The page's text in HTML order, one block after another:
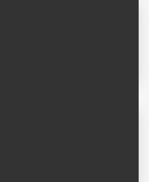
طراحی سایت
طراحی سایت